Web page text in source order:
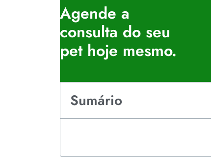
Agende a
consulta do seu
pet hoje mesmo.
Sumário